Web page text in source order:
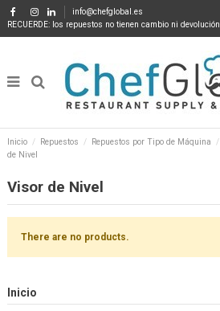
info@chefglobal.es
RECUERDE: los repuestos no tienen cambio ni devolución
Inicio Repuestos Repuestos por Tipo de Máquina
de Nivel
Visor de Nivel
There are no products.
Inicio